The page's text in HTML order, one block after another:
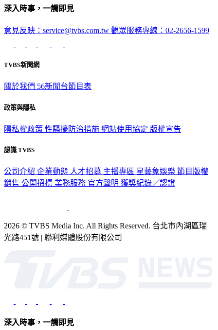
深入時事，一觸即見
意見反映：service@tvbs.com.tw 觀眾服務專線：02-2656-1599
TVBS新聞網
關於我們 56新聞台節目表
政策與隱私
隱私權政策 性騷擾防治措施 網站使用協定 版權宣告
認識 TVBS
公司介紹 企業動態 人才招募 主播專區 星藝象娛樂 節目版權
銷售 公開招標 業務服務 官方聲明 獲獎紀錄／認證
2026 © TVBS Media Inc. All Rights Reserved. 台北市內湖區瑞
光路451號 | 聯利媒體股份有限公司
深入時事，一觸即見